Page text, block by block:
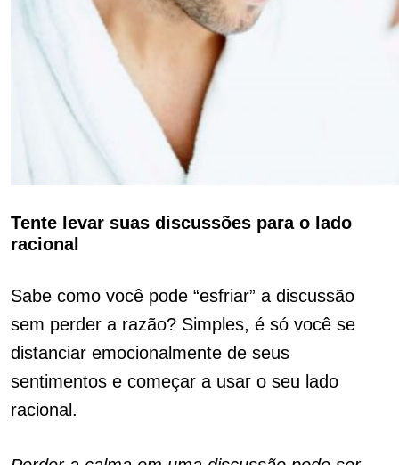
Tente levar suas discussões para o lado
racional
Sabe como você pode “esfriar” a discussão
sem perder a razão? Simples, é só você se
distanciar emocionalmente de seus
sentimentos e começar a usar o seu lado
racional.